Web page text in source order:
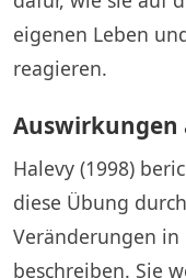
eigenen Leben
reagieren.
Auswirkungen
Halevy (1998)
diese Übung
Veränderungen
beschreiben. Sie